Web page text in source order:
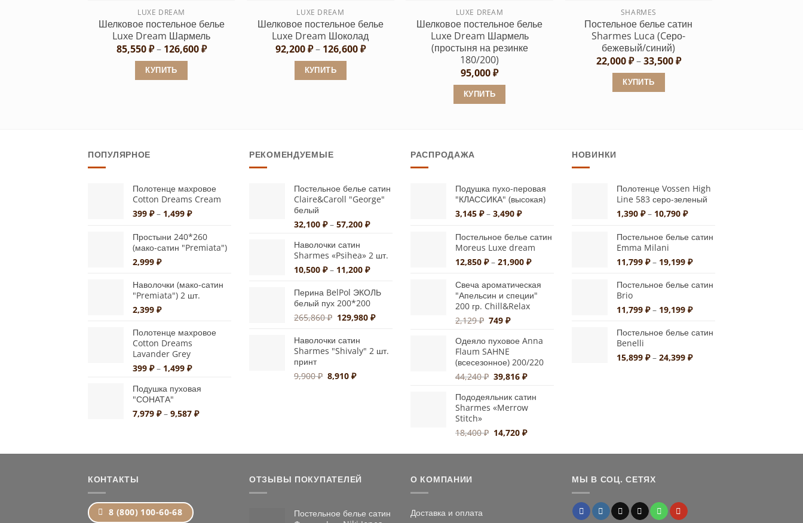
странице
товара.
странице
товара.
странице
товара.
странице
товара.
LUXE DREAM
Шелковое постельное белье
Luxe Dream Шармель
85,550₽– 126,600₽Диапазон
КУПИТЬ
выбрать
на
странице
товара.
LUXE DREAM
Шелковое постельное белье
Luxe Dream Шоколад
92,200₽– 126,600₽Диапазон
КУПИТЬ
Опции
выбрать
на
странице
LUXE DREAM
Шелковое постельное белье
Luxe Dream Шармель
(простыня на резинке
180/200)
95,000₽
КУПИТЬ
Опции
можно
выбрать
странице
товара.
SHARMES
Постельное белье сатин
Sharmes Luca (Cеро-
бежевый/синий)
22,000₽–33,500₽Диапазон
КУПИТЬ
можно
выбрать
на
странице
товара.
ПОПУЛЯРНОЕ
Полотенце махровое
Cotton Dreams Cream
399 ₽ – 1,499 ₽Диапазон
399 ₽
–
Простыни 240*260
(мако-сатин "Premiata")
2,999 ₽
Наволочки (мако-сатин
"Premiata") 2 шт.
2,399 ₽
Полотенце махровое
Cotton Dreams
Lavander Grey
399 ₽ – 1,499 ₽Диапазон
399 ₽
1,499 ₽
Подушка пуховая
"СОНАТА"
7,979 ₽ – 9,587 ₽Диапазон
РЕКОМЕНДУЕМЫЕ
Постельное белье сатин
Claire&Caroll "George"
белый
32,100 ₽ – 57,200 ₽Диапазон
–
57,200 ₽
Наволочки сатин
Sharmes «Psihea» 2 шт.
10,500 ₽ – 11,200 ₽Диапазон
10,500 ₽
–
11,200 ₽
Перина BelPol ЭКОЛЬ
белый пух 200*200
265,860₽ Первоначальная
составляла
265,860 ₽.
129,980₽Текущая
Наволочки сатин
Sharmes "Shivaly" 2 шт.
принт
9,900₽ Первоначальная
8,910₽Текущая
РАСПРОДАЖА
Подушка пухо-перовая
"КЛАССИКА" (высокая)
3,145 ₽ – 3,490 ₽Диапазон
3,145 ₽
–
3,490 ₽
Постельное белье сатин
Moreus Luxe dream
12,850 ₽ – 21,900 ₽Диапазон
12,850 ₽
–
Свеча ароматическая
"Апельсин и специи"
200 гр. Chill&Relax
2,129₽ Первоначальная
составляла
2,129 ₽.
749₽Текущая
749 ₽.
Одеяло пуховое Anna
Flaum SAHNE
(всесезонное) 200/220
44,240₽ Первоначальная
составляла
44,240 ₽.
39,816₽Текущая
39,816 ₽.
Пододеяльник сатин
Sharmes «Merrow
Stitch»
18,400₽ Первоначальная
составляла
14,720₽Текущая
14,720 ₽.
НОВИНКИ
Полотенце Vossen High
Line 583 серо-зеленый
1,390 ₽ – 10,790 ₽Диапазон
1,390 ₽
10,790 ₽
Постельное белье сатин
Emma Milani
11,799 ₽ – 19,199 ₽Диапазон
11,799 ₽
19,199 ₽
Постельное белье сатин
Brio
11,799 ₽ – 19,199 ₽Диапазон
11,799 ₽
19,199 ₽
Постельное белье сатин
Benelli
15,899 ₽ – 24,399 ₽Диапазон
КОНТАКТЫ
8 (800) 100-60-68
ОТЗЫВЫ ПОКУПАТЕЛЕЙ
Постельное белье сатин
О КОМПАНИИ
Доставка и оплата
МЫ В СОЦ. СЕТЯХ